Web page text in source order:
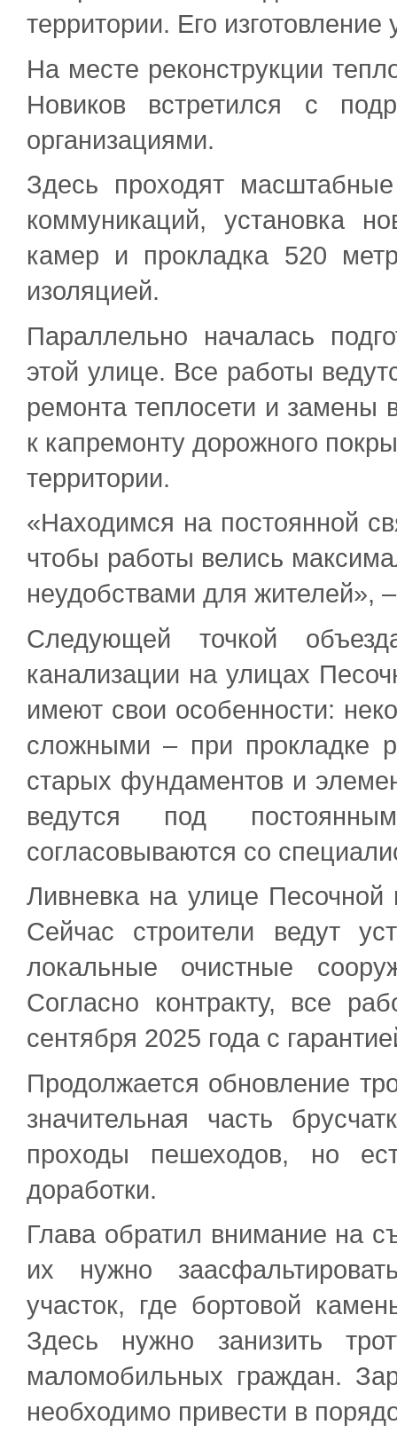
территории. Его изготовление
На месте реконструкции
Новиков встретился с
организациями.
Здесь проходят
коммуникаций, установка
камер и прокладка 520
изоляцией.
Параллельно началась
этой улице. Все работы
ремонта теплосети и замены
к капремонту дорожного
территории.
«Находимся на постоянной
чтобы работы велись
неудобствами для жителей»,
Следующей точкой
канализации на улицах
имеют свои особенности:
сложными – при прокладке
старых фундаментов и
ведутся под
согласовываются со
Ливневка на улице
Сейчас строители ведут
локальные очистные
Согласно контракту, все
сентября 2025 года с
Продолжается обновление
значительная часть
проходы пешеходов, но
доработки.
Глава обратил внимание на
их нужно
участок, где бортовой
Здесь нужно занизить
маломобильных граждан.
необходимо привести в